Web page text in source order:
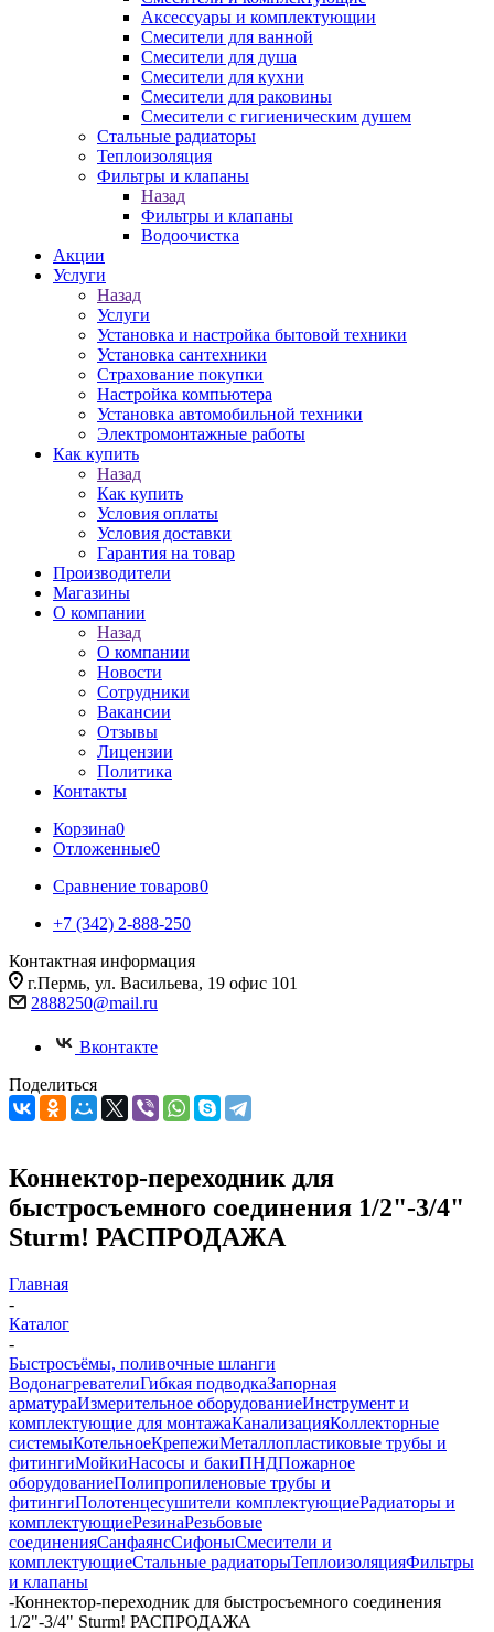
Аксессуары и комплектующии
Смесители для ванной
Смесители для душа
Смесители для кухни
Смесители для раковины
Смесители с гигиеническим душем
Стальные радиаторы
Теплоизоляция
Фильтры и клапаны
Назад
Фильтры и клапаны
Водоочистка
Акции
Услуги
Назад
Услуги
Установка и настройка бытовой техники
Установка сантехники
Страхование покупки
Настройка компьютера
Установка автомобильной техники
Электромонтажные работы
Как купить
Назад
Как купить
Условия оплаты
Условия доставки
Гарантия на товар
Производители
Магазины
О компании
Назад
О компании
Новости
Сотрудники
Вакансии
Отзывы
Лицензии
Политика
Контакты
Корзина0
Отложенные0
Сравнение товаров0
+7 (342) 2-888-250
Контактная информация
г.Пермь, ул. Васильева, 19 офис 101
2888250@mail.ru
Вконтакте
Поделиться
Коннектор-переходник для
быстросъемного соединения 1/2"-3/4"
Sturm! РАСПРОДАЖА
Главная
-
Каталог
-
Быстросъёмы, поливочные шланги
ВодонагревателиГибкая подводкаЗапорная
арматураИзмерительное оборудованиеИнструмент и
комплектующие для монтажаКанализацияКоллекторные
системыКотельноеКрепежиМеталлопластиковые трубы и
фитингиМойкиНасосы и бакиПНДПожарное
оборудованиеПолипропиленовые трубы и
фитингиПолотенцесушители комплектующиеРадиаторы и
комплектующиеРезинаРезьбовые
соединенияСанфаянсСифоныСмесители и
комплектующиеСтальные радиаторыТеплоизоляцияФильтры
и клапаны
-Коннектор-переходник для быстросъемного соединения
1/2"-3/4" Sturm! РАСПРОДАЖА